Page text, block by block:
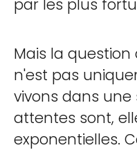
par les plus
Mais la
n'est pas
vivons dans une
attentes sont,
exponentielles.